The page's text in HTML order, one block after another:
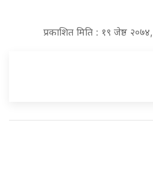
प्रकाशित मिति : १९ जेष्ठ